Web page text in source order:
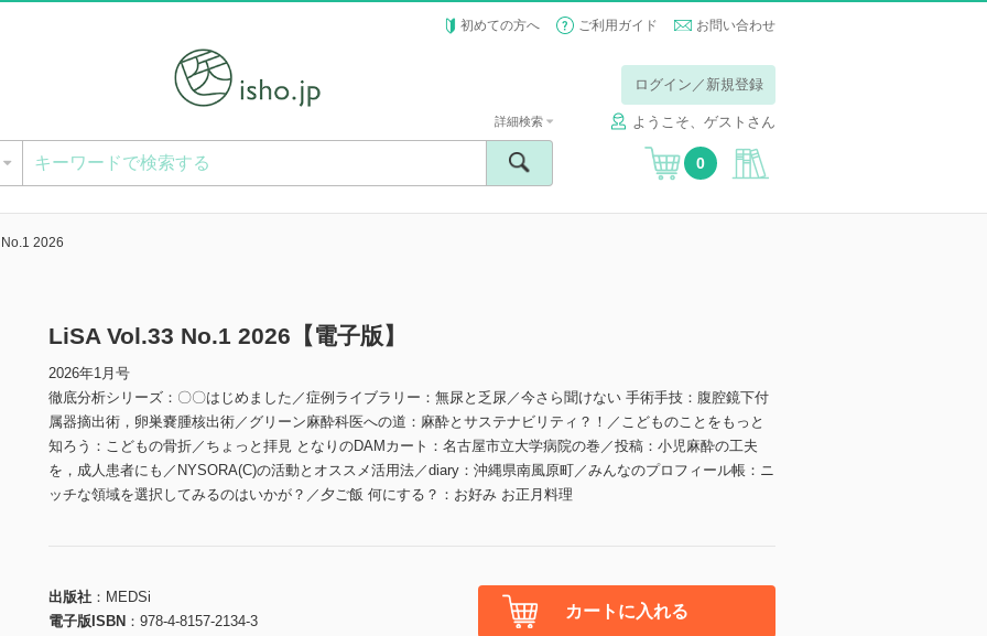
初めての方へ ご利用ガイド お問い合わせ
ログイン／新規登録
ようこそ、ゲストさん
詳細検索
0
2026
LiSA Vol.33 No.1 2026【電子版】
2026年1月号
徹底分析シリーズ：〇〇はじめました／症例ライブラリー：無尿と乏尿／今さら聞けない 手術手技：腹腔鏡下付
属器摘出術，卵巣嚢腫核出術／グリーン麻酔科医への道：麻酔とサステナビリティ？！／こどものことをもっと
知ろう：こどもの骨折／ちょっと拝見 となりのDAMカート：名古屋市立大学病院の巻／投稿：小児麻酔の工夫
を，成人患者にも／NYSORA(C)の活動とオススメ活用法／diary：沖縄県南風原町／みんなのプロフィール帳：ニ
ッチな領域を選択してみるのはいかが？／夕ご飯 何にする？：お好み お正月料理
出版社
MEDSi
電子版ISBN
978-4-8157-2134-3
カートに入れる